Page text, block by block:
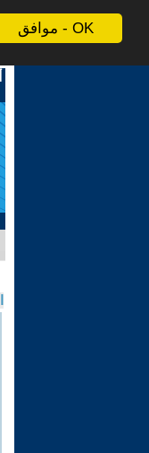
موافق - OK